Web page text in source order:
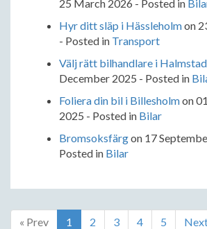
25 March 2026 - Posted in
Hyr ditt släp i Hässleholmon
- Posted in Transport
Välj rätt bilhandlare i Halmstad
December 2025 - Posted in
Foliera din bil i Billesholmon
2025 - Posted in Bilar
Bromsoksfärgon 17
Posted in Bilar
« Prev 1 2 3 4 5